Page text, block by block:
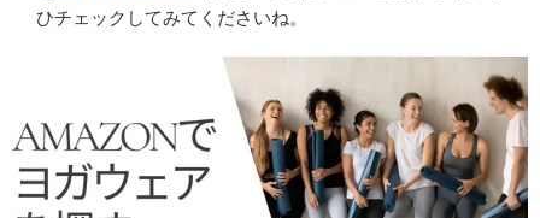
ひチェックしてみてくださいね。